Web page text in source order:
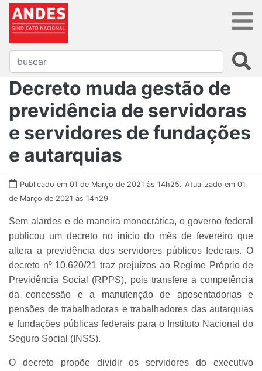
Decreto muda gestão de
previdência de servidoras
e servidores de fundações
e autarquias
Publicado em 01 de Março de 2021 às 14h25. Atualizado em 01
de Março de 2021 às 14h29
Sem alardes e de maneira monocrática, o governo federal
publicou um decreto no início do mês de fevereiro que
altera a previdência dos servidores públicos federais. O
decreto nº 10.620/21 traz prejuízos ao Regime Próprio de
Previdência Social (RPPS), pois transfere a competência
da concessão e a manutenção de aposentadorias e
pensões de trabalhadoras e trabalhadores das autarquias
e fundações públicas federais para o Instituto Nacional do
Seguro Social (INSS).
O decreto propõe dividir os servidores do executivo